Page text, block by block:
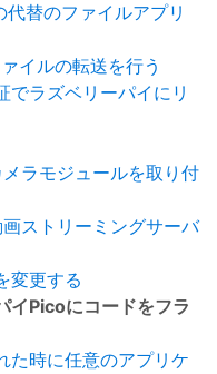
替のファイルアプリ
イルの転送を行う
でラズベリーパイにリ
ラモジュールを取り付
ストリーミングサーバ
変更する
イPicoにコードをフラ
た時に任意のアプリケ